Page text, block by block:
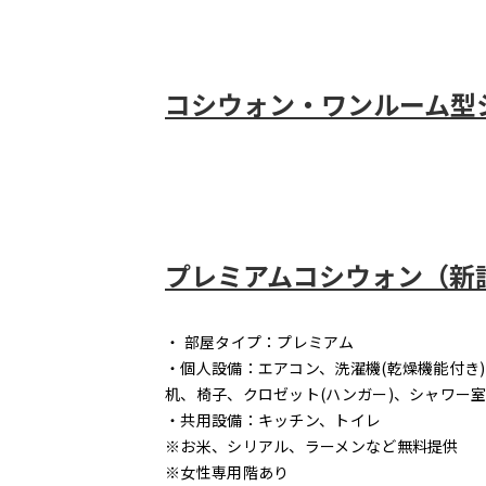
コシウォン・ワンルーム
プレミアムコシウォン（
・ 部屋タイプ：プレミアム
・個人設備：エアコン、洗濯機(乾燥機能付
机、椅子、クロゼット(ハンガー)、シャワー
・共用設備：キッチン、トイレ
※お米、シリアル、ラーメンなど無料提供
※女性専用階あり